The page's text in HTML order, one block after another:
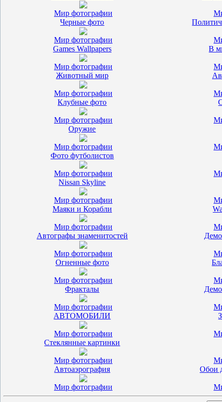
Мир фотографии
Черные фото
Мир фотографии
Games Wallpapers
Мир фотографии
В
Животный мир
Мир фотографии
Клубные фото
Мир фотографии
Оружие
Мир фотографии
Фото футболистов
Мир фотографии
Nissan Skyline
Мир фотографии
Маяки и Корабли
Мир фотографии
Автографы знаменитостей
Мир фотографии
Огненные фото
Мир фотографии
Фракталы
Мир фотографии
АВТОМОБИЛИ
Мир фотографии
Стеклянные картинки
Мир фотографии
Автоаэрография
Мир фотографии
Обои